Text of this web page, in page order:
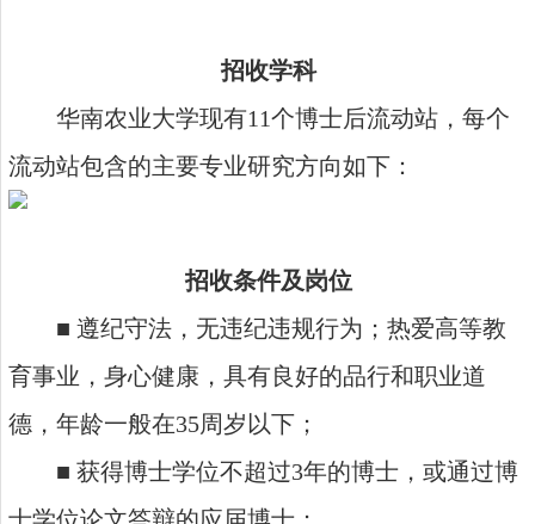
招收学科
华南农业大学现有11个博士后流动站，每个
流动站包含的主要专业研究方向如下：
招收条件及岗位
■ 遵纪守法，无违纪违规行为；热爱高等教
育事业，身心健康，具有良好的品行和职业道
德，年龄一般在35周岁以下；
■ 获得博士学位不超过3年的博士，或通过博